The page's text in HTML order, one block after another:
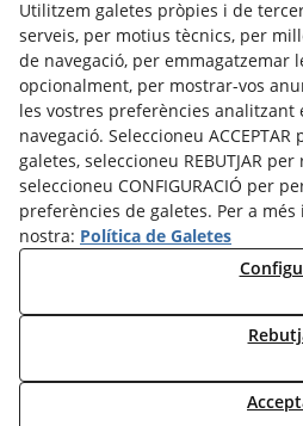
Utilitzem galetes pròpies i de
serveis, per motius tècnics, per
de navegació, per emmagatzemar
opcionalment, per mostrar-vos
les vostres preferències analitzant
navegació. Seleccioneu
galetes, seleccioneu REBUTJAR
seleccioneu CONFIGURACIÓ per
preferències de galetes. Per a
nostra: Política de Galetes